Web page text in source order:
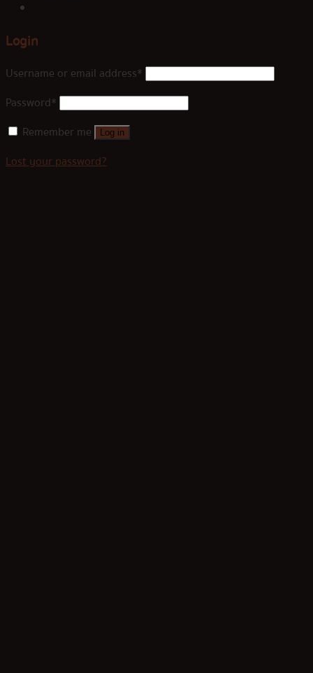
Login
Username or email address*
Password*
Remember me
Log in
Lost your password?